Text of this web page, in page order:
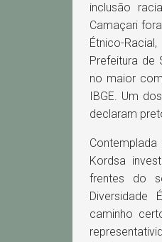
inclusão
Camaçari
Étnico-
Prefeitura de
no maior
IBGE. Um
declaram
Kordsa
frentes do
Diversidade
caminho